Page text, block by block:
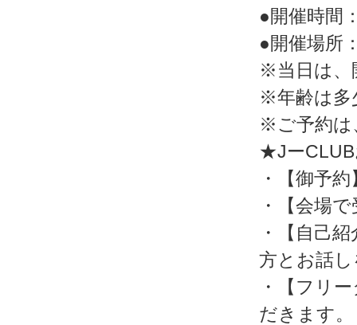
●開催時間
●開催場所
※当日は、
※年齢は多
※ご予約は
★Jー
・【御予
・【会場
・【自己
方とお話
・【フリ
だきます。